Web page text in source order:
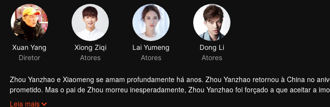
Xuan Yang
Diretor
Xiong Ziqi
Atores
Lai Yumeng
Atores
Dong Li
Atores
Zhou Yanzhao e Xiaomeng se amam profundamente há anos. Zhou Yanzhao retornou à China no
prometido. Mas o pai de Zhou morreu inesperadamente, Zhou Yanzhao foi forçado a que aceitar a
mãe de Xiaomeng era suspeita por ter matado o pai de Zhou, o amor entre os dois terminou. Zhou
Leia mais